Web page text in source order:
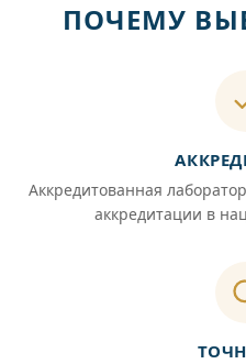
ПОЧЕМУ
Аккредитованная
аккредитации в